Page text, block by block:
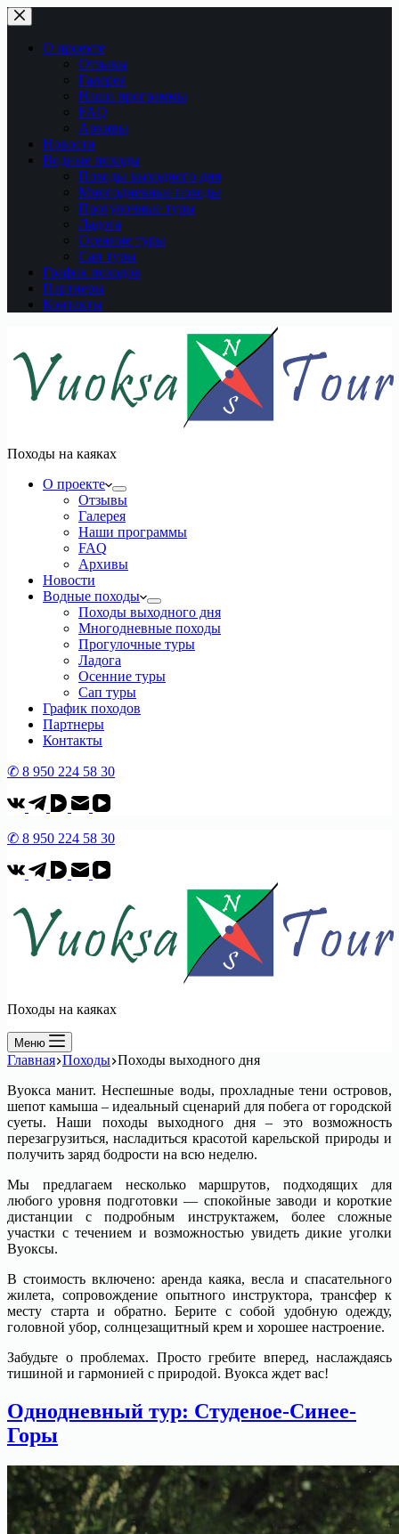
Перейти
к
сути
О проекте
Отзывы
Галерея
Наши программы
FAQ
Архивы
Новости
Водные походы
Походы выходного дня
Многодневные походы
Прогулочные туры
Ладога
Осенние туры
Сап туры
График походов
Партнеры
Контакты
Походы на каяках
О проекте
Отзывы
Галерея
Наши программы
FAQ
Архивы
Новости
Водные походы
Походы выходного дня
Многодневные походы
Прогулочные туры
Ладога
Осенние туры
Сап туры
График походов
Партнеры
Контакты
✆ 8 950 224 58 30
✆ 8 950 224 58 30
Походы на каяках
Меню
Главная Походы Походы выходного дня
Вуокса манит. Неспешные воды, прохладные тени островов,
шепот камыша – идеальный сценарий для побега от городской
суеты. Наши походы выходного дня – это возможность
перезагрузиться, насладиться красотой карельской природы и
получить заряд бодрости на всю неделю.
Мы предлагаем несколько маршрутов, подходящих для
любого уровня подготовки — спокойные заводи и короткие
дистанции с подробным инструктажем, более сложные
участки с течением и возможностью увидеть дикие уголки
Вуоксы.
В стоимость включено: аренда каяка, весла и спасательного
жилета, сопровождение опытного инструктора, трансфер к
месту старта и обратно. Берите с собой удобную одежду,
головной убор, солнцезащитный крем и хорошее настроение.
Забудьте о проблемах. Просто гребите вперед, наслаждаясь
тишиной и гармонией с природой. Вуокса ждет вас!
Однодневный тур: Студеное-Синее-
Горы